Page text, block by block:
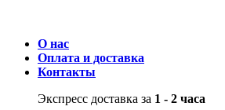
О нас
Оплата и доставка
Контакты
Экспресс доставка за 1 - 2 часа